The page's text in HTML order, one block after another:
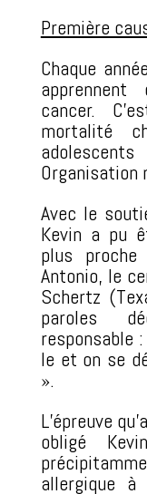
Première
Chaque
cancer.
mortalité
Organisation
Avec le
Kevin a pu
plus
Antonio, le
Schertz
paroles
responsable
le et on se
».
L’épreuve
obligé
allergique à